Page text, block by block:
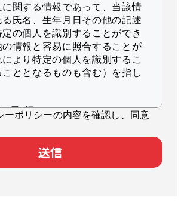
関する情報であって、当該情
氏名、生年月日その他の記述
の個人を識別することができ
の情報と容易に照合することが
より特定の個人を識別するこ
こととなるものも含む）を指し
取得
法かつ公正な手段によって個人
ます。
利用
ーポリシーの内容を確認し、同意
送信